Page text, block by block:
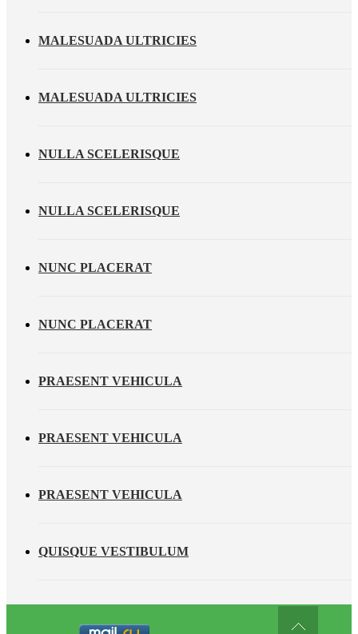
MALESUADA ULTRICIES
MALESUADA ULTRICIES
NULLA SCELERISQUE
NULLA SCELERISQUE
NUNC PLACERAT
NUNC PLACERAT
PRAESENT VEHICULA
PRAESENT VEHICULA
PRAESENT VEHICULA
QUISQUE VESTIBULUM